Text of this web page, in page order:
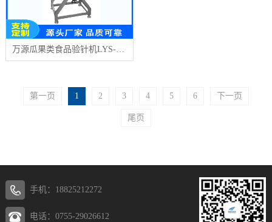
万源瓜果类食品验针机LYS-503A
第一页 1 2 3 4 5 6 下一页
尾页
手机：18825212272
电话：0755-29026612